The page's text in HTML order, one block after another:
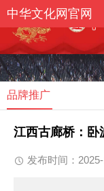
中华文化网官网
品牌推广
江西古廊桥：卧
发布时间：